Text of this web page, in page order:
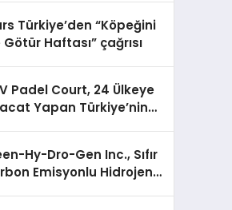
Türkiye’den “Köpeğini
Götür Haftası” çağrısı
Padel Court, 24 Ülkeye
Yapan Türkiye’nin
Hy-Dro-Gen Inc., Sıfır
Emisyonlu Hidrojen